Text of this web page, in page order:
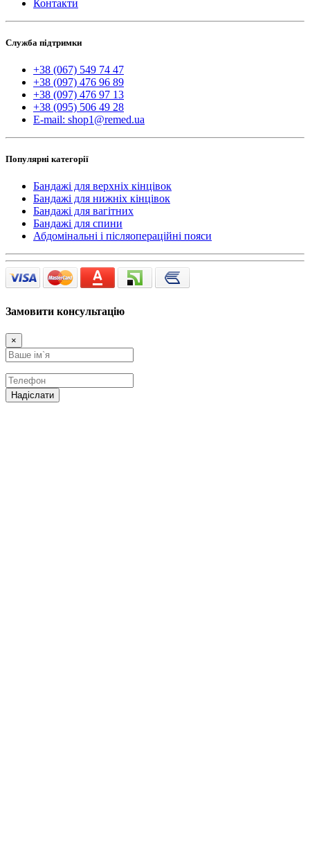
Контакти
Служба підтримки
+38 (067) 549 74 47
+38 (097) 476 96 89
+38 (097) 476 97 13
+38 (095) 506 49 28
E-mail: shop1@remed.ua
Популярні категорії
Бандажі для верхніх кінцівок
Бандажі для нижніх кінцівок
Бандажі для вагітних
Бандажі для спини
Абдомінальні і післяопераційні пояси
Замовити консультацію
×
Надіслати